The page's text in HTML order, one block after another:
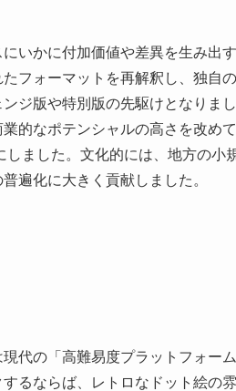
いかに付加価値や差異を生み出
フォーマットを再解釈し、独自
ジ版や特別版の先駆けとなりまし
的なポテンシャルの高さを改め
ました。文化的には、地方の小
遍化に大きく貢献しました。
代の「高難易度プラットフォーム
るならば、レトロなドット絵の